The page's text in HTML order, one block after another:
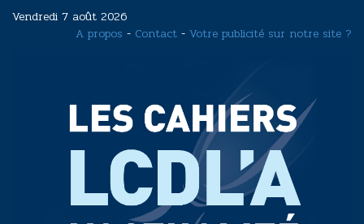
Vendredi 7 août 2026
A propos - Contact - Votre publicité sur notre site ?